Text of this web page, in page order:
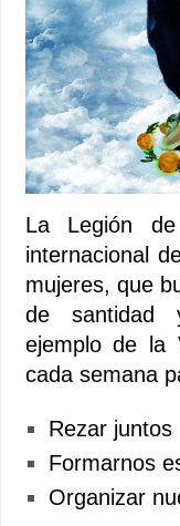
La Legión
internacional
mujeres, que
de santidad
ejemplo de la
cada semana
Rezar juntos
Formarnos
Organizar